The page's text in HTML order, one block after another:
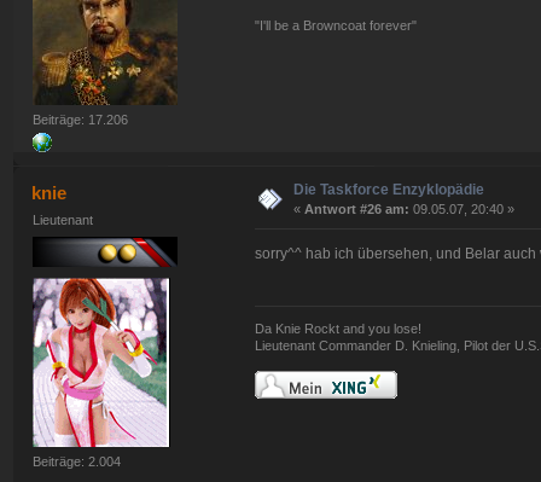
Beiträge: 17.206
"I'll be a Browncoat forever"
knie
Lieutenant
Beiträge: 2.004
Die Taskforce Enzyklopädie
« Antwort #26 am: 09.05.07, 20:40 »
sorry^^ hab ich übersehen, und Belar
Da Knie Rockt and you lose!
Lieutenant Commander D. Knieling, Pilot der